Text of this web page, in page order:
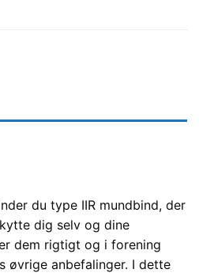
du type IIR mundbind, der
dig selv og dine
dem rigtigt og i forening
øvrige anbefalinger. I dette